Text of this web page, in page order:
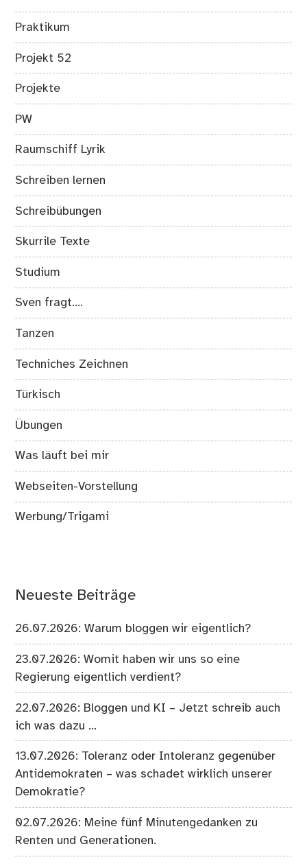
Praktikum
Projekt 52
Projekte
PW
Raumschiff Lyrik
Schreiben lernen
Schreibübungen
Skurrile Texte
Studium
Sven fragt….
Tanzen
Techniches Zeichnen
Türkisch
Übungen
Was läuft bei mir
Webseiten-Vorstellung
Werbung/Trigami
Neueste Beiträge
26.07.2026: Warum bloggen wir eigentlich?
23.07.2026: Womit haben wir uns so eine
Regierung eigentlich verdient?
22.07.2026: Bloggen und KI – Jetzt schreib auch
ich was dazu …
13.07.2026: Toleranz oder Intoleranz gegenüber
Antidemokraten – was schadet wirklich unserer
Demokratie?
02.07.2026: Meine fünf Minutengedanken zu
Renten und Generationen.